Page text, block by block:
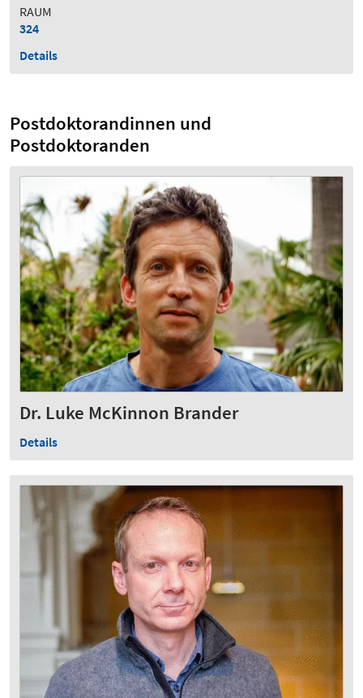
RAUM
324
Details
Postdoktorandinnen und
Postdoktoranden
Dr. Luke McKinnon Brander
Details